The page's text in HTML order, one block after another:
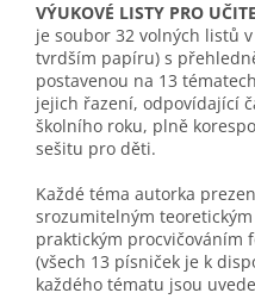
VÝUKOVÉ LISTY PRO
je soubor 32 volných listů
tvrdším papíru) s
postavenou na 13
jejich řazení, odpovídající
školního roku, plně
sešitu pro děti.
Každé téma autorka
srozumitelným
praktickým procvičováním
(všech 13 písniček je k
každého tématu jsou